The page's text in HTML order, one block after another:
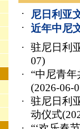
尼日利亚
近年中尼
驻尼日利
07)
“中尼青
(2026-06-
驻尼日利
动仪式